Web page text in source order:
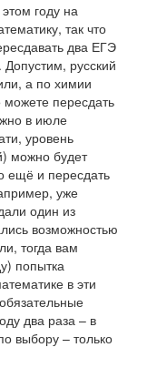
году на
так что
два ЕГЭ
русский
а по химии
пересдать
в июле
уровень
можно будет
ещё и пересдать
уже
один из
возможностью
тогда вам
попытка
в эти
два раза – в
выбору – только